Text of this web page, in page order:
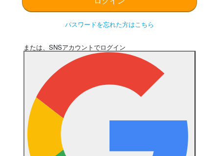
パスワードを忘れた方はこちら
または、SNSアカウントでログイン